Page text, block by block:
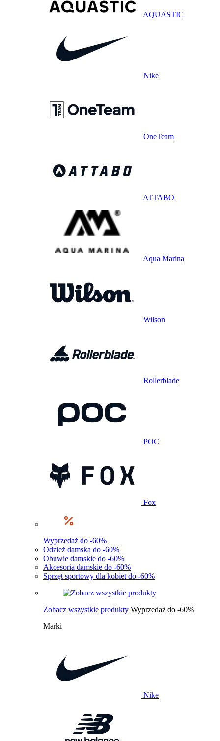
AQUASTIC
Nike
OneTeam
ATTABO
Aqua Marina
Wilson
Rollerblade
POC
Fox
Wyprzedaż do -60%
Odzież damska do -60%
Obuwie damskie do -60%
Akcesoria damskie do -60%
Sprzęt sportowy dla kobiet do -60%
Zobacz wszystkie produkty Wyprzedaż do -60%
Marki
Nike